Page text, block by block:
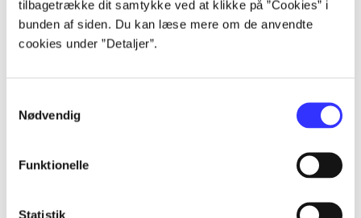
tilbagetrække dit samtykke ved at klikke på ”Cookies” i
bunden af siden. Du kan læse mere om de anvendte
cookies under ”Detaljer”.
Nødvendig
Funktionelle
Statistik
Artikler
Alle registrerede artikler fordelt på udgivelser